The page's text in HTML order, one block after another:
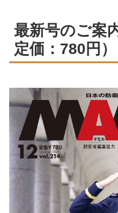
最新号のご案
定価：780円）